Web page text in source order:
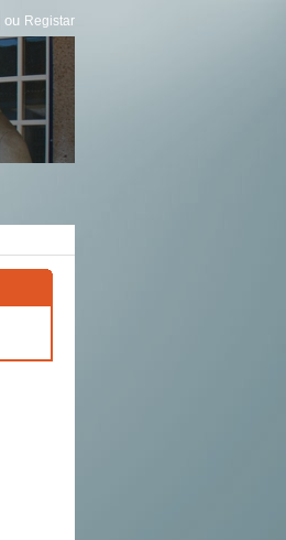
ou Registar